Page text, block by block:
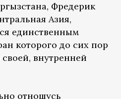
Фредерик
Азия,
единственным
которого до сих пор
внутренней
отношусь